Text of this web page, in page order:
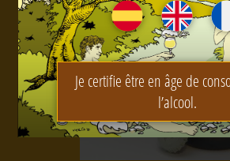
Je certifie être en âge de
l’alcool.